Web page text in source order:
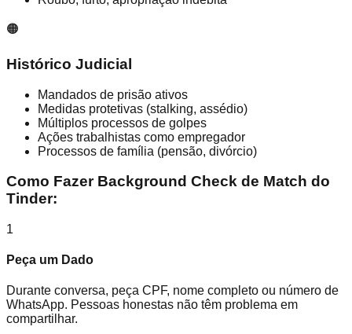
🟠
Histórico Judicial
Mandados de prisão ativos
Medidas protetivas (stalking, assédio)
Múltiplos processos de golpes
Ações trabalhistas como empregador
Processos de família (pensão, divórcio)
Como Fazer Background Check de Match do
Tinder:
1
Peça um Dado
Durante conversa, peça CPF, nome completo ou número de
WhatsApp. Pessoas honestas não têm problema em
compartilhar.